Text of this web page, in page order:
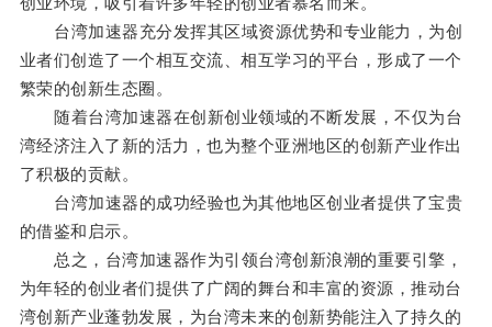
台湾加速器充分发挥其区域资源优势和专业能力，为创
业者们创造了一个相互交流、相互学习的平台，形成了一个
繁荣的创新生态圈。
随着台湾加速器在创新创业领域的不断发展，不仅为台
湾经济注入了新的活力，也为整个亚洲地区的创新产业作出
了积极的贡献。
台湾加速器的成功经验也为其他地区创业者提供了宝贵
的借鉴和启示。
总之，台湾加速器作为引领台湾创新浪潮的重要引擎，
为年轻的创业者们提供了广阔的舞台和丰富的资源，推动台
湾创新产业蓬勃发展，为台湾未来的创新势能注入了持久的